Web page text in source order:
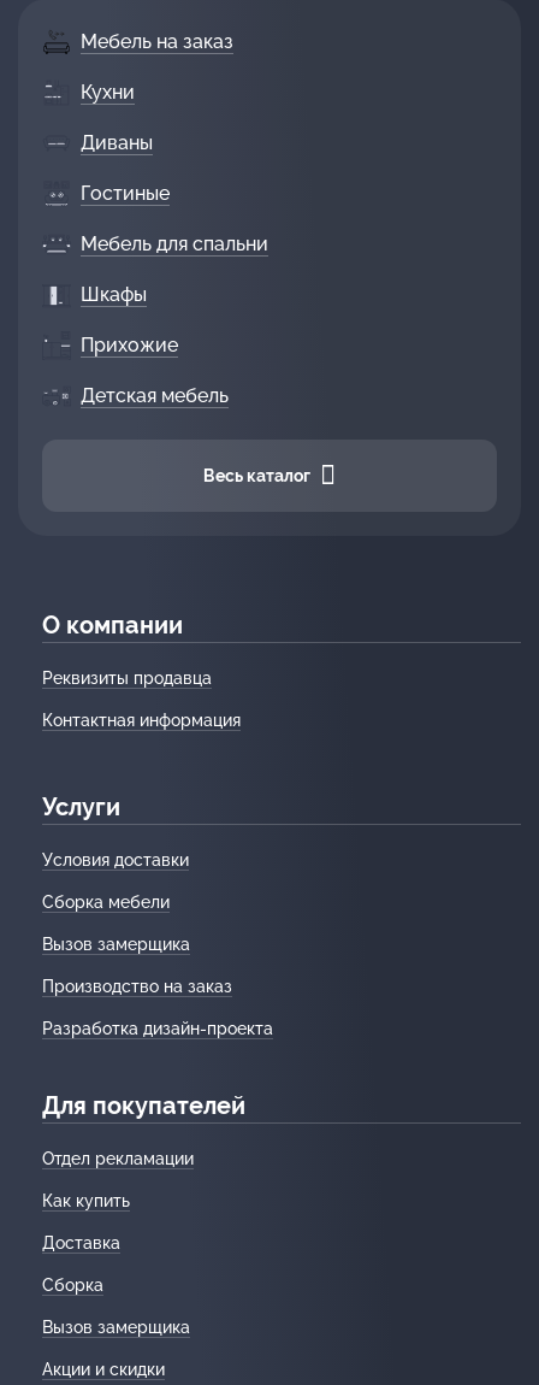
Мебель на заказ
Кухни
Диваны
Гостиные
Мебель для спальни
Шкафы
Прихожие
Детская мебель
Весь каталог
О компании
Реквизиты продавца
Контактная информация
Услуги
Условия доставки
Сборка мебели
Вызов замерщика
Производство на заказ
Разработка дизайн-проекта
Для покупателей
Отдел рекламации
Как купить
Доставка
Сборка
Вызов замерщика
Акции и скидки